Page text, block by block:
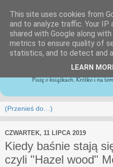
CZWARTEK, 11 LIPCA 2019
Kiedy baśnie stają
czyli "Hazel wood"
This site uses cookies from
and to analyze traffic. Your IP
shared with Google along
metrics to ensure quality of
statistics, and to detect and
LEARN